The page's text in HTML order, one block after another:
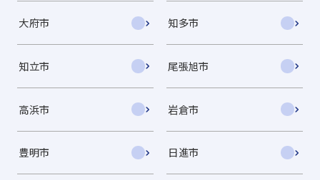
大府市 知多市
知立市 尾張旭市
高浜市 岩倉市
豊明市 日進市